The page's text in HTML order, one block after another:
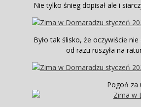
Nie tylko śnieg dopisał ale i
Było tak ślisko, że oczywiście
od razu ruszyła na
Pogoń za